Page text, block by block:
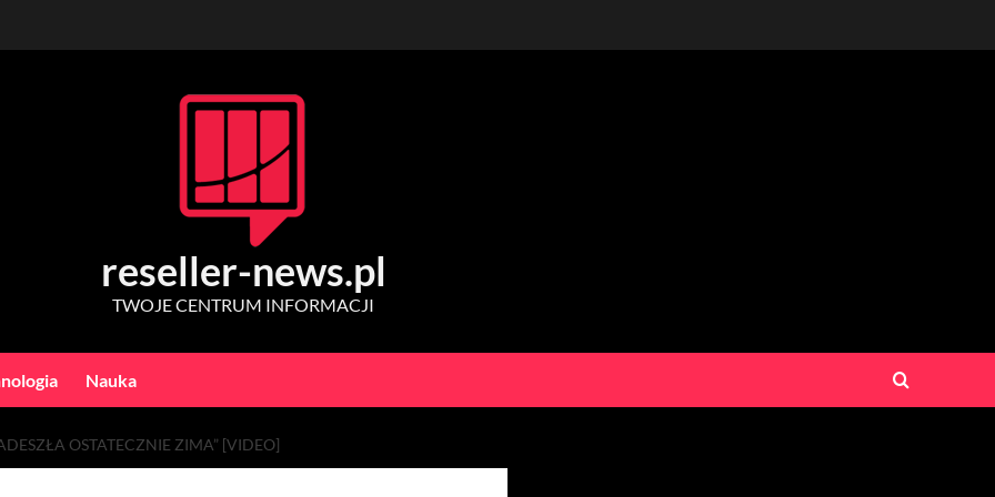
reseller-news.pl
TWOJE CENTRUM INFORMACJI
Nauka
OSTATECZNIE ZIMA” [VIDEO]